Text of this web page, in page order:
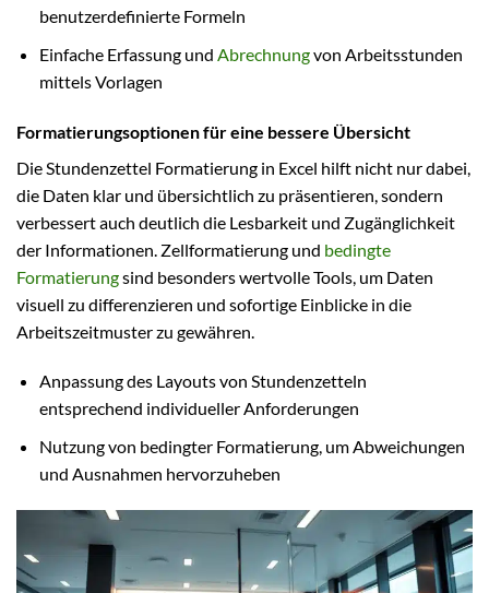
benutzerdefinierte Formeln
Einfache Erfassung und Abrechnungvon Arbeitsstunden
mittels Vorlagen
Formatierungsoptionen für eine bessere Übersicht
Die Stundenzettel Formatierung in Excel hilft nicht nur dabei,
die Daten klar und übersichtlich zu präsentieren, sondern
verbessert auch deutlich die Lesbarkeit und Zugänglichkeit
der Informationen. Zellformatierung und bedingte
Formatierungsind besonders wertvolle Tools, um Daten
visuell zu differenzieren und sofortige Einblicke in die
Arbeitszeitmuster zu gewähren.
Anpassung des Layouts von Stundenzetteln
entsprechend individueller Anforderungen
Nutzung von bedingter Formatierung, um Abweichungen
und Ausnahmen hervorzuheben